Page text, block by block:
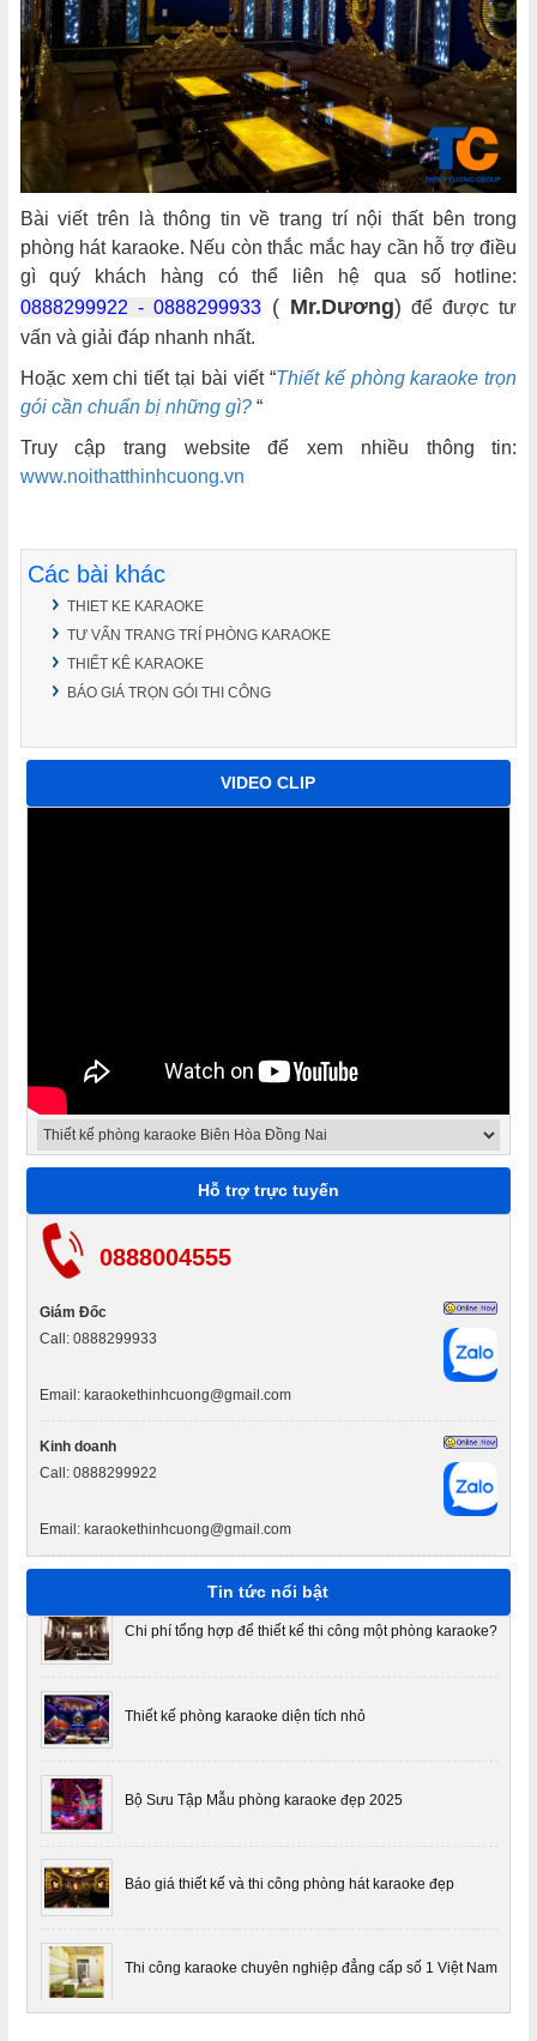
Bài viết trên là thông tin về trang trí nội thất bên trong
phòng hát karaoke. Nếu còn thắc mắc hay cần hỗ trợ điều
gì quý khách hàng có thể liên hệ qua số hotline:
0888299922 - 0888299933(Mr.Dương) để được tư
vấn và giải đáp nhanh nhất.
Hoặc xem chi tiết tại bài viết “Thiết kế phòng karaoke trọn
gói cần chuẩn bị những gì?“
Truy cập trang website để xem nhiều thông tin:
www.noithatthinhcuong.vn
Các bài khác
THIET KE KARAOKE
TƯ VẤN TRANG TRÍ PHÒNG KARAOKE
THIẾT KÊ KARAOKE
BÁO GIÁ TRỌN GÓI THI CÔNG
VIDEO CLIP
Hỗ trợ trực tuyến
0888004555
Giám Đốc
Call: 0888299933
Email: karaokethinhcuong@gmail.com
Kinh doanh
Call: 0888299922
Email: karaokethinhcuong@gmail.com
Tin tức nổi bật
Kinh Nghiệm vàng khi làm thi công cách âm phòng hát
Thiết kế phòng karaoke trọn gói cần chuẩn bị những gì?
Thiết kế thi công phòng karaoke nội thất thịnh cường
Thi công thiết kế phòng hát karaoke gia đình tiện nghi
Phòng hát karaoke theo phong cách Nhật ấn tượng độc
đáo
Chi phí tổng hợp để thiết kế thi công một phòng karaoke?
Thiết kế phòng karaoke diện tích nhỏ
Bộ Sưu Tập Mẫu phòng karaoke đẹp 2025
Báo giá thiết kế và thi công phòng hát karaoke đẹp
Thi công karaoke chuyên nghiệp đẳng cấp số 1 Việt Nam